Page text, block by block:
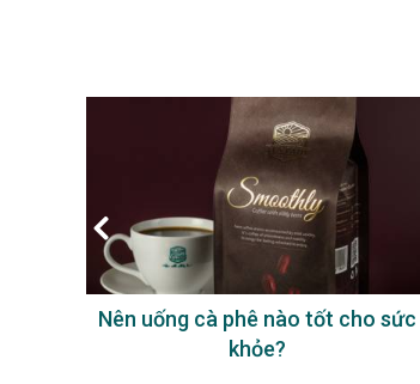
Nên uống cà phê nào tốt cho sức
khỏe?